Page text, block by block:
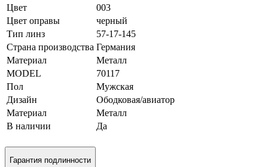
Цвет
003
Цвет оправы
черный
Тип линз
57-17-145
Страна производства Германия
Материал
Металл
MODEL
70117
Пол
Мужская
Дизайн
Ободковая/авиатор
Материал
Металл
В наличии
Да
Гарантия подлинности